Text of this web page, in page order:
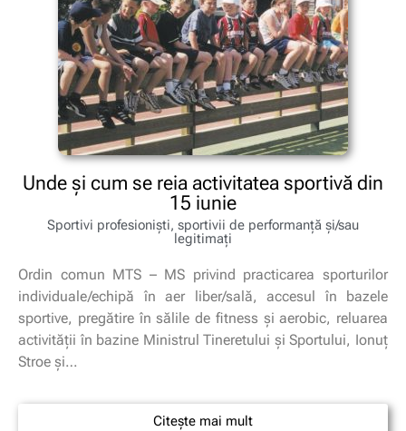
Unde și cum se reia activitatea sportivă din
15 iunie
Sportivi profesioniști, sportivii de performanță și/sau
legitimați
Ordin comun MTS – MS privind practicarea sporturilor
individuale/echipă în aer liber/sală, accesul în bazele
sportive, pregătire în sălile de fitness și aerobic, reluarea
activității în bazine Ministrul Tineretului și Sportului, Ionuț
Stroe și…
Citește mai mult